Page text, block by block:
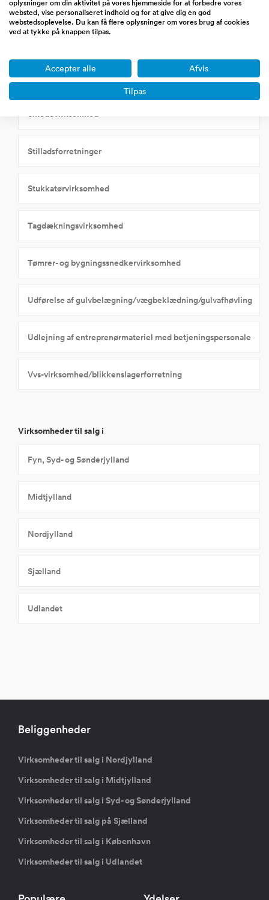
Kloakmestre
Murervirksomhed
Smedevirksomhed
Stilladsforretninger
Stukkatørvirksomhed
Tagdækningsvirksomhed
Tømrer- og bygningssnedkervirksomhed
Udførelse af gulvbelægning/vægbeklædning/gulvafhøvling
Udlejning af entreprenørmateriel med betjeningspersonale
Vvs-virksomhed/blikkenslagerforretning
Virksomheder til salg i
Fyn, Syd- og Sønderjylland
Midtjylland
Nordjylland
Sjælland
Udlandet
Beliggenheder
Virksomheder til salg i Nordjylland
Virksomheder til salg i Midtjylland
Virksomheder til salg i Syd- og Sønderjylland
Virksomheder til salg på Sjælland
Virksomheder til salg i København
Virksomheder til salg i Udlandet
oplysninger om din aktivitet på vores hjemmeside for at forbedre vores
websted, vise personaliseret indhold og for at give dig en god
webstedsoplevelse. Du kan få flere oplysninger om vores brug af cookies
ved at tykke på knappen tilpas.
Accepter alle Afvis
Tilpas